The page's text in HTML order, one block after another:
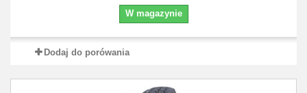
W magazynie
Dodaj do porówania